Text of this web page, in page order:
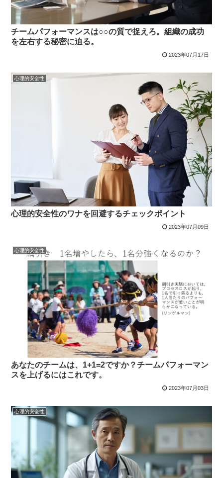
チームパフォーマンスは○○の質で捉えろ。組織の成功
を左右する秘密に迫る。
2023年07月17日
心理的安全性
心理的安全性のワナを回避するチェックポイント
2023年07月09日
心理的安全性
あなたのチームは、1+1=2ですか？チームパフォーマン
スを上げるにはこれです。
2023年07月03日
心理的安全性